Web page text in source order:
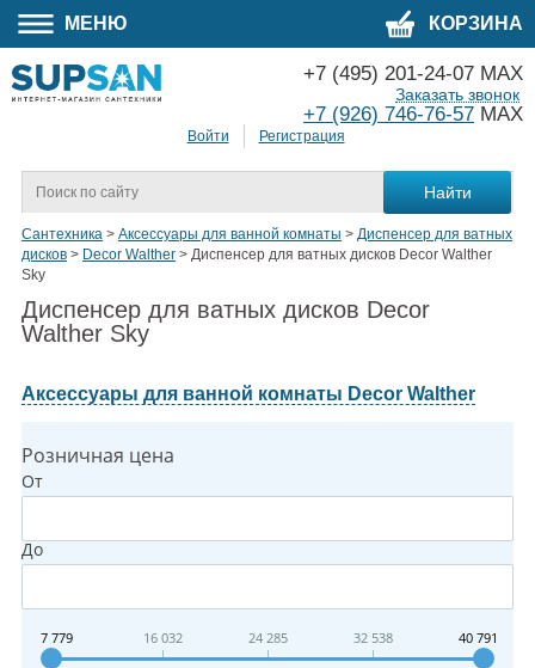
МЕНЮ КОРЗИНА
Войти Регистрация
+7 (495) 201-24-07 MAX
+7 (926) 746-76-57 MAX
Заказать звонок
Сантехника > Аксессуары для ванной комнаты > Диспенсер для ватных
дисков > Decor Walther > Диспенсер для ватных дисков Decor Walther
Sky
Диспенсер для ватных дисков Decor
Walther Sky
Аксессуары для ванной комнаты Decor Walther
Розничная цена
От
До
7 779 16 032 24 285 32 538 40 791